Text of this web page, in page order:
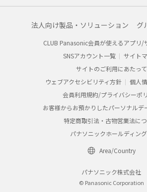
法人向け製品・ソリューション グ
CLUB Panasonic会員が使えるアプリ/
SNSアカウント一覧
サイト
サイトのご利用にあたって
ウェブアクセシビリティ方針
個人
会員利用規約/プライバシーポ
お客様からお預かりしたパーソナルデ
特定商取引法・古物営業法に
パナソニックホールディン
Area/Country
パナソニック株式会社
© Panasonic Corporation